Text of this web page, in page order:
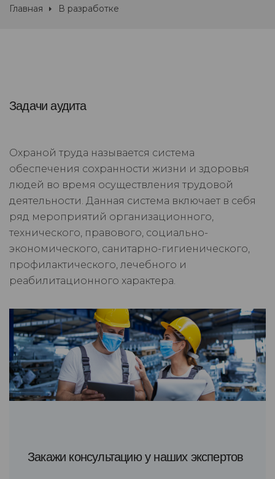
Главная В разработке
Задачи аудита
Охраной труда называется система
обеспечения сохранности жизни и здоровья
людей во время осуществления трудовой
деятельности. Данная система включает в себя
ряд мероприятий организационного,
технического, правового, социально-
экономического, санитарно-гигиенического,
профилактического, лечебного и
реабилитационного характера.
Закажи консультацию у наших экспертов